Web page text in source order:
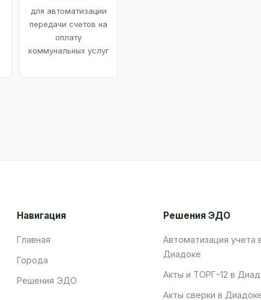
для автоматизации
передачи счетов на
оплату
коммунальных услуг
Навигация
Главная
Города
Решения ЭДО
Решения ЭДО
Автоматизация учета
Диадоке
Акты и ТОРГ-12 в
Акты сверки в